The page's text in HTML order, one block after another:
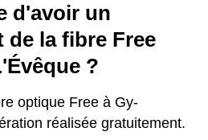
d'avoir un
de la fibre Free
?
optique Free à Gy-
réalisée gratuitement.